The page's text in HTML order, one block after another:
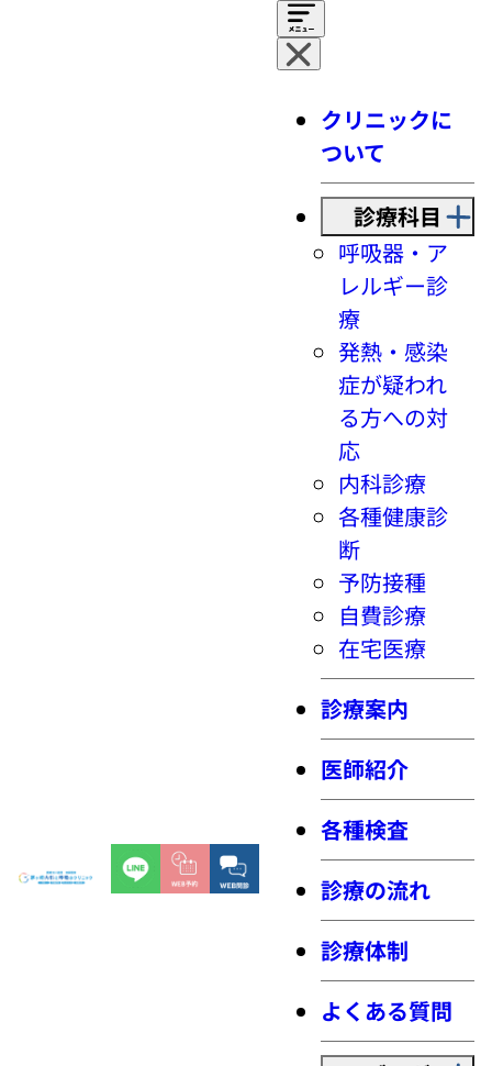
クリニックに
ついて
診療科目
呼吸器・ア
レルギー診
療
発熱・感染
症が疑われ
る方への対
応
内科診療
各種健康診
断
予防接種
自費診療
在宅医療
診療案内
医師紹介
各種検査
診療の流れ
診療体制
よくある質問